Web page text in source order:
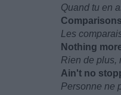
Quand tu en
Les
Nothing
Rien de plus,
Ain't no
Personne ne